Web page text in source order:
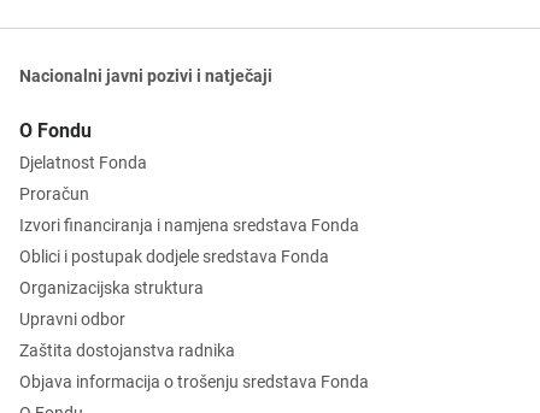
Nacionalni javni pozivi i natječaji
O Fondu
Djelatnost Fonda
Proračun
Izvori financiranja i namjena sredstava Fonda
Oblici i postupak dodjele sredstava Fonda
Organizacijska struktura
Upravni odbor
Zaštita dostojanstva radnika
Objava informacija o trošenju sredstava Fonda